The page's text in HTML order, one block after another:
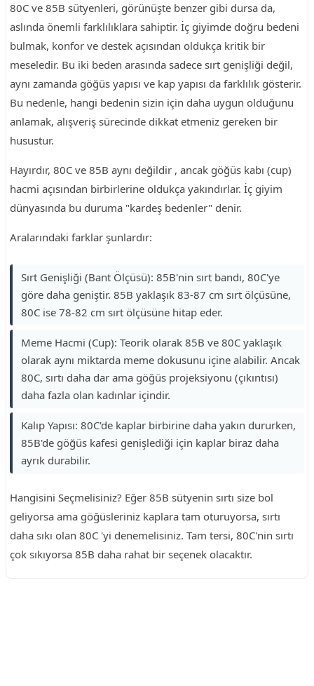
80C ve 85B sütyenleri, görünüşte benzer gibi dursa da,
aslında önemli farklılıklara sahiptir. İç giyimde doğru bedeni
bulmak, konfor ve destek açısından oldukça kritik bir
meseledir. Bu iki beden arasında sadece sırt genişliği değil,
aynı zamanda göğüs yapısı ve kap yapısı da farklılık gösterir.
Bu nedenle, hangi bedenin sizin için daha uygun olduğunu
anlamak, alışveriş sürecinde dikkat etmeniz gereken bir
husustur.
Hayırdır, 80C ve 85B aynı değildir , ancak göğüs kabı (cup)
hacmi açısından birbirlerine oldukça yakındırlar. İç giyim
dünyasında bu duruma "kardeş bedenler" denir.
Aralarındaki farklar şunlardır:
Sırt Genişliği (Bant Ölçüsü): 85B'nin sırt bandı, 80C'ye
göre daha geniştir. 85B yaklaşık 83-87 cm sırt ölçüsüne,
80C ise 78-82 cm sırt ölçüsüne hitap eder.
Meme Hacmi (Cup): Teorik olarak 85B ve 80C yaklaşık
olarak aynı miktarda meme dokusunu içine alabilir. Ancak
80C, sırtı daha dar ama göğüs projeksiyonu (çıkıntısı)
daha fazla olan kadınlar içindir.
Kalıp Yapısı: 80C'de kaplar birbirine daha yakın dururken,
85B'de göğüs kafesi genişlediği için kaplar biraz daha
ayrık durabilir.
Hangisini Seçmelisiniz? Eğer 85B sütyenin sırtı size bol
geliyorsa ama göğüsleriniz kaplara tam oturuyorsa, sırtı
daha sıkı olan 80C 'yi denemelisiniz. Tam tersi, 80C'nin sırtı
çok sıkıyorsa 85B daha rahat bir seçenek olacaktır.